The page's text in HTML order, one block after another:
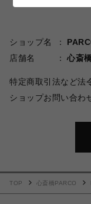
ショップ名
店舗名
心斎
特定商取引法など法
ショップお問い合わ
TOP 心斎橋PARCO